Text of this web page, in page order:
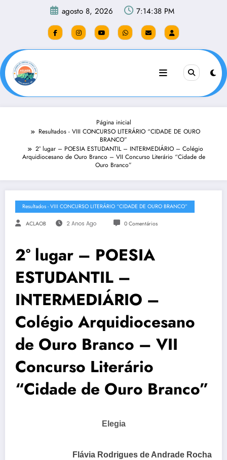
agosto 8, 2026 7:14:39 PM
Página inicial
Resultados - VIII CONCURSO LITERÁRIO “CIDADE DE OURO
BRANCO”
2° lugar – POESIA ESTUDANTIL – INTERMEDIÁRIO – Colégio
Arquidiocesano de Ouro Branco – VII Concurso Literário “Cidade de
Ouro Branco”
Resultados - VIII CONCURSO LITERÁRIO “CIDADE DE OURO BRANCO”
ACLAOB 2 Anos Ago 0 Comentários
2° lugar – POESIA
ESTUDANTIL –
INTERMEDIÁRIO –
Colégio Arquidiocesano
de Ouro Branco – VII
Concurso Literário
“Cidade de Ouro Branco”
Elegia
Flávia Rodrigues de Andrade Rocha